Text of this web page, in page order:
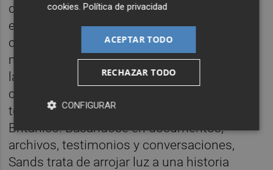
donde la historia, la política y la literatura se
entrecruzan para acabar componiendo un
complejo rompecabezas en el que se
mezclan también la comunidad selknam de
la Patagonia, la opresión de los
colonizadores europeos y una flecha que
terminó en un oscuro almacén del Museo
Británico. Basándose en documentos,
archivos, testimonios y conversaciones,
Sands trata de arrojar luz a una historia
cookies.Política de privacidad
ACEPTAR TODO
RECHAZAR TODO
CONFIGURAR